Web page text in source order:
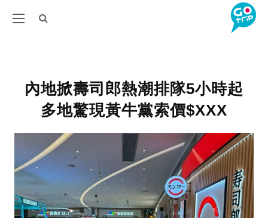
內地掀壽司郎熱潮排隊5小時起
多地驚現黃牛黨索價$XXX